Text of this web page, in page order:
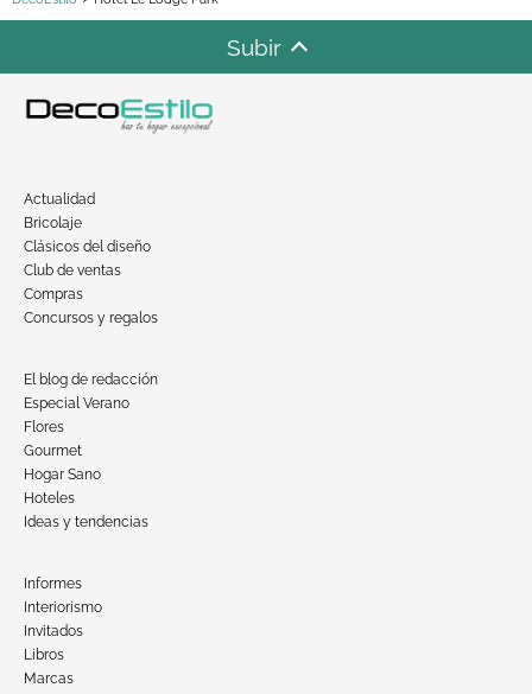
Subir
Actualidad
Bricolaje
Clásicos del diseño
Club de ventas
Compras
Concursos y regalos
El blog de redacción
Especial Verano
Flores
Gourmet
Hogar Sano
Hoteles
Ideas y tendencias
Informes
Interiorismo
Invitados
Libros
Marcas